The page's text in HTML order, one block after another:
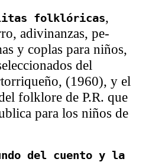
folklóricas,
adivinanzas, pe-
y coplas para niños,
del
(1960), y el
folklore de P.R. que
para los niños de
del cuento y la